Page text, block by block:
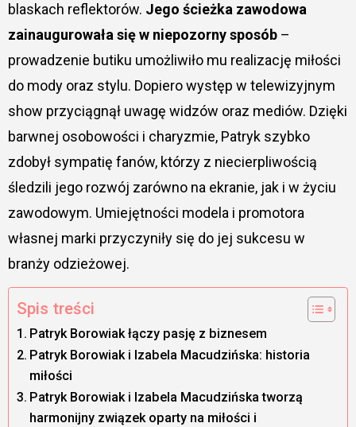
blaskach reflektorów. Jego ścieżka zawodowa
zainaugurowała się w niepozorny sposób–
prowadzenie butiku umożliwiło mu realizację miłości
do mody oraz stylu. Dopiero występ w telewizyjnym
show przyciągnął uwagę widzów oraz mediów. Dzięki
barwnej osobowości i charyzmie, Patryk szybko
zdobył sympatię fanów, którzy z niecierpliwością
śledzili jego rozwój zarówno na ekranie, jak i w życiu
zawodowym. Umiejętności modela i promotora
własnej marki przyczyniły się do jej sukcesu w
branży odzieżowej.
Spis treści
Patryk Borowiak łączy pasję z biznesem
Patryk Borowiak i Izabela Macudzińska: historia
miłości
Patryk Borowiak i Izabela Macudzińska tworzą
harmonijny związek oparty na miłości i